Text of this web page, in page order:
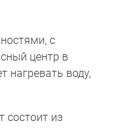
с
центр в
нагревать воду,
состоит из